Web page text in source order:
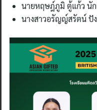
นายหฤษฎ์ภูมิ ตู้แก้ว นั
นางสาวอรัญญ์สรัตน์ ปั